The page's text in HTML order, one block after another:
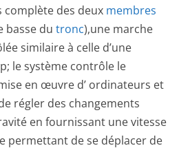
complète des deux membres
basse du tronc),une marche
similaire à celle d’une
le système contrôle le
en œuvre d’ ordinateurs et
régler des changements
en fournissant une vitesse
permettant de se déplacer de